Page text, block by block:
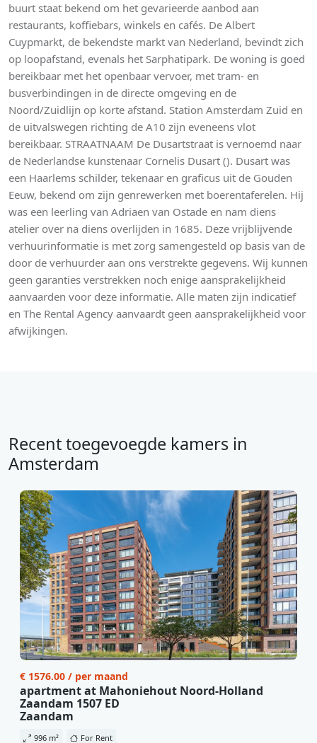
buurt staat bekend om het gevarieerde aanbod aan
restaurants, koffiebars, winkels en cafés. De Albert
Cuypmarkt, de bekendste markt van Nederland, bevindt zich
op loopafstand, evenals het Sarphatipark. De woning is goed
bereikbaar met het openbaar vervoer, met tram- en
busverbindingen in de directe omgeving en de
Noord/Zuidlijn op korte afstand. Station Amsterdam Zuid en
de uitvalswegen richting de A10 zijn eveneens vlot
bereikbaar. STRAATNAAM De Dusartstraat is vernoemd naar
de Nederlandse kunstenaar Cornelis Dusart (). Dusart was
een Haarlems schilder, tekenaar en graficus uit de Gouden
Eeuw, bekend om zijn genrewerken met boerentaferelen. Hij
was een leerling van Adriaen van Ostade en nam diens
atelier over na diens overlijden in 1685. Deze vrijblijvende
verhuurinformatie is met zorg samengesteld op basis van de
door de verhuurder aan ons verstrekte gegevens. Wij kunnen
geen garanties verstrekken noch enige aansprakelijkheid
aanvaarden voor deze informatie. Alle maten zijn indicatief
en The Rental Agency aanvaardt geen aansprakelijkheid voor
afwijkingen.
Recent toegevoegde kamers in
Amsterdam
€ 1576.00 / per maand
apartment at Mahoniehout Noord-Holland
Zaandam 1507 ED
Zaandam
996 m² For Rent